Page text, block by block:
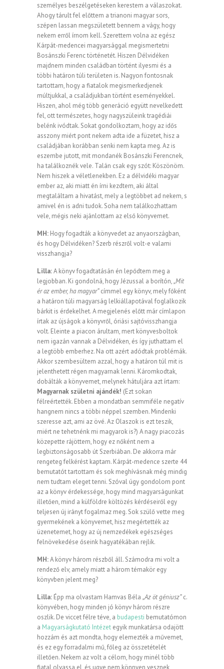
személyes beszélgetéseken kerestem a válaszokat.
Ahogy tárult fel előttem a trianoni magyar sors,
szépen lassan megszületett bennem a vágy, hogy
nekem erről írnom kell. Szerettem volna az egész
Kárpát-medencei magyarsággal megismertetni
Bosánszki Ferenc történetét. Hiszen Délvidéken
majdnem minden családban történt ilyesmi és a
többi határon túli területen is. Nagyon fontosnak
tartottam, hogy a fiatalok megismerkedjenek
múltjukkal, a családjukban történt eseményekkel.
Hiszen, ahol még több generáció együtt nevelkedett
fel, ott természetes, hogy nagyszüleink tragédiái
belénk ivódtak. Sokat gondolkoztam, hogy az idős
asszony miért pont nekem adta ide a füzetet, hisz a
családjában korábban senki nem kapta meg. Az is
eszembe jutott, mit mondanék Bosánszki Ferencnek,
ha találkoznék vele. Talán csak egy szót: Köszönöm.
Nem hiszek a véletlenekben. Ez a délvidéki magyar
ember az, aki miatt én írni kezdtem, aki által
megtaláltam a hivatást, mely a legtöbbet ad nekem, s
amivel én is adni tudok. Soha nem találkozhattam
vele, mégis neki ajánlottam az első könyvemet.
MH: Hogy fogadták a könyvedet az anyaországban,
és hogy Délvidéken? Szerb részről volt-e valami
visszhangja?
Lilla:A könyv fogadtatásán én lepődtem meg a
legjobban. Ki gondolná, hogy Jézussal a borítón,„Mit
ér az ember, ha magyar”címmel egy könyv, mely főként
a határon túli magyarság lelkiállapotával foglalkozik
bárkit is érdekelhet. A megjelenés előtt már címlapon
írtak az újságok a könyvről, óriási sajtóvisszhangja
volt. Eleinte a piacon árultam, mert könyvesboltok
nem igazán vannak a Délvidéken, és így juthattam el
a legtöbb emberhez. Na ott azért adódtak problémák.
Akkor szembesültem azzal, hogy a határon túl mit is
jelenthetett régen magyarnak lenni. Káromkodtak,
dobálták a könyvemet, melynek hátuljára azt írtam:
Magyarnak születni ajándék! (Ezt sokan
félreértették. Ebben a mondatban semmiféle negatív
hangnem nincs a többi néppel szemben. Mindenki
szeresse azt, ami az övé. Az Olaszok is ezt teszik,
miért ne tehetnénk mi magyarok is?) A nagy piacozás
közepette rájöttem, hogy ez nőként nem a
legbiztonságosabb út Szerbiában. De akkorra már
rengeteg felkérést kaptam. Kárpát-medence szerte 44
bemutatót tartottam és sok meghívásnak még mindig
nem tudtam eleget tenni. Szóval úgy gondolom pont
az a könyv érdekessége, hogy mind magyarságunkat
illetően, mind a külföldre költözés kérdéseiről egy
teljesen új irányt fogalmaz meg. Sok szülő vette meg
gyermekének a könyvemet, hisz megértették az
üzenetemet, hogy az új nemzedékek egészséges
felnövekedése őseink hagyatékában rejlik.
MH:A könyv három részből áll. Számodra mi volt a
rendező elv, amely miatt a három témakör egy
könyvben jelent meg?
Lilla: Épp ma olvastam Hamvas Béla „Az öt géniusz”c.
könyvében, hogy minden jó könyv három részre
oszlik. De viccet félre téve, a budapesti bemutatómon
a Magyarságkutató Intézet egyik munkatársa odajött
hozzám és azt mondta, hogy elemezték a művemet,
és ez egy forradalmi mű, főleg az összetételét
illetően. Nekem az volt a célom, hogy minél több
fiatal olvassa el, és ugye nem könnyen vesznek